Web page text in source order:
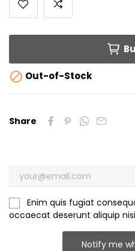
 Out-of-Stock
Share
Enim quis fugiat
occaecat deserunt aliquip
Notify me